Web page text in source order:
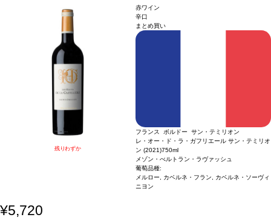
後味の余韻は長く、ミネラル感が全体を支え、スパイスとみずみずしい果実のニュ
アンスが楽しめる。葡萄品種
89% カベルネ・ソーヴィニヨン、10% メルロー、
残りわずか
赤ワイン
辛口
まとめ買い
フランス ボルドー サン・テミリオン
レ・オー・ド・ラ・ガフリエール サン・テミリオ
ン (2021)750ml
メゾン・べルトラン・ラヴァッシュ
葡萄品種:
メルロー, カベルネ・フラン, カベルネ・ソーヴィ
ニヨン
¥5,720